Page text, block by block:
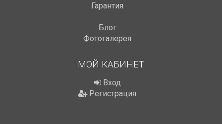
Гарантия
Блог
Фотогалерея
МОЙ КАБИНЕТ
Вход
Регистрация